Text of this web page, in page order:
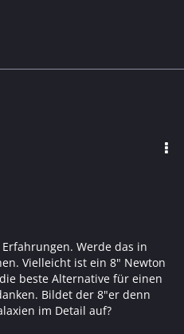
Werde das in
Vielleicht ist ein 8" Newton
beste Alternative für einen
Bildet der 8"er denn
im Detail auf?